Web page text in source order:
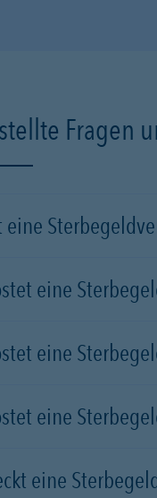
Fragen
eine
eine
eine
eine
eine